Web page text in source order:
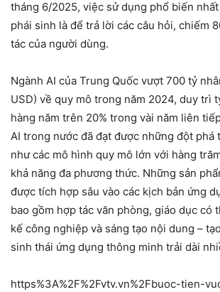
tháng 6/2025, việc sử dụng phổ biến nhất
phái sinh là để trả lời các câu hỏi, chiếm
tác của người dùng.
Ngành AI của Trung Quốc vượt 700 tỷ
USD) về quy mô trong năm 2024, duy trì
hàng năm trên 20% trong vài năm liên
AI trong nước đã đạt được những đột phá
như các mô hình quy mô lớn với hàng
khả năng đa phương thức. Những sản
được tích hợp sâu vào các kịch bản ứng
bao gồm hợp tác văn phòng, giáo dục có
kế công nghiệp và sáng tạo nội dung –
sinh thái ứng dụng thông minh trải dài
https%3A%2F%2Fvtv.vn%2Fbuoc-tien-